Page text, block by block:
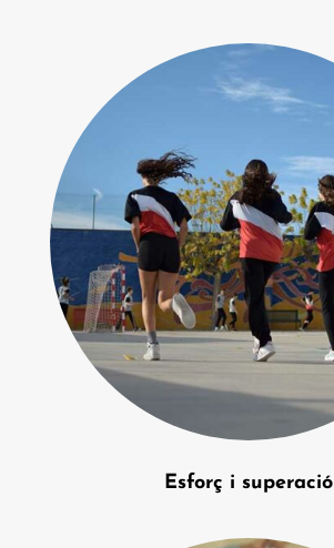
Esforç i superació